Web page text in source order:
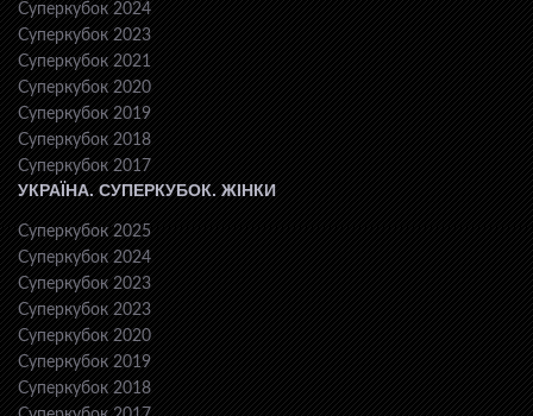
Суперкубок 2024
Суперкубок 2023
Суперкубок 2021
Суперкубок 2020
Суперкубок 2019
Суперкубок 2018
Суперкубок 2017
УКРАЇНА. СУПЕРКУБОК. ЖІНКИ
Суперкубок 2025
Суперкубок 2024
Суперкубок 2023
Суперкубок 2023
Суперкубок 2020
Суперкубок 2019
Суперкубок 2018